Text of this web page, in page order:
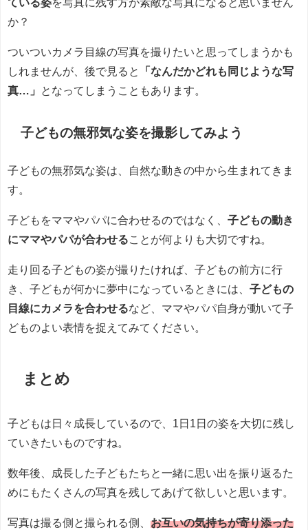
か？
ついついカメラ目線の写真を撮りたいと思ってしまうかも
しれませんが、後で見ると
「なんだかどれも同じような写
真…」
となってしまうこともあります。
子どもの無邪気な姿を撮影してみよう
子どもの無邪気な姿は、自然な動きの中から生まれてきま
す。
子どもをママやパパに合わせるのではなく、 子どもの動き
にママやパパが合わせる ことが何よりも大切ですね。
走り回る子どもの姿が撮りたければ、子どもの前方に行
き、子どもが何かに夢中になっているときには、 子どもの
目線にカメラを合わせるなど、ママやパパ自身が動いて子
どものよい表情を捉えてみてください。
まとめ
子どもは日々成長しているので、1日1日の姿を大切に残し
ていきたいものですね。
数年後、成長した子どもたちと一緒に思い出を振り返るた
めにもたくさんの写真を残してあげて欲しいと思います。
写真は撮る側と撮られる側、 お互いの気持ちが寄り添った